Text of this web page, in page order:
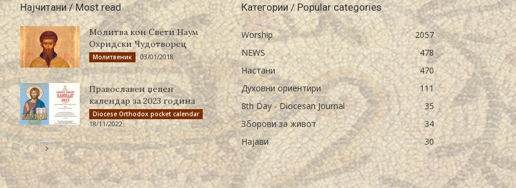
Најчитани / Most read
Молитва кон Свети Наум
Охридски Чудотворец
Молитвеник 03/01/2018
Православен џепен
календар за 2023 година
Diocese Orthodox pocket calendar
18/11/2022
Категории / Popular categories
Worship
2057
NEWS
478
Настани
470
Духовни ориентири
111
8th Day - Diocesan Journal
35
Зборови за живот
34
Најави
30